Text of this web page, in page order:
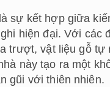
sự kết hợp giữa
hiện đại. Với các
trượt, vật liệu gỗ tự
này tạo ra một
gũi với thiên nhiên.